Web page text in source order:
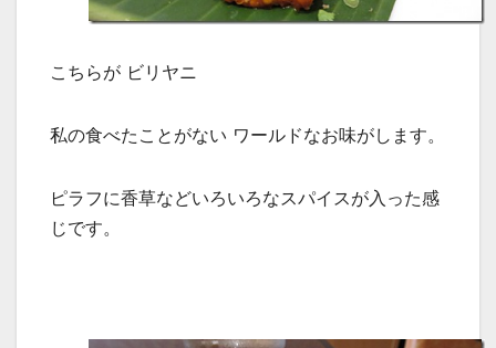
こちらが ビリヤニ
私の食べたことがない ワールドなお味がします。
ピラフに香草などいろいろなスパイスが入った感
じです。